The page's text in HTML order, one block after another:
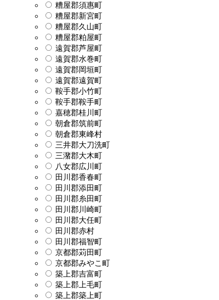
糟屋郡須惠町
糟屋郡新宮町
糟屋郡久山町
糟屋郡粕屋町
遠賀郡芦屋町
遠賀郡水巻町
遠賀郡岡垣町
遠賀郡遠賀町
鞍手郡小竹町
鞍手郡鞍手町
嘉穂郡桂川町
朝倉郡筑前町
朝倉郡東峰村
三井郡大刀洗町
三潴郡大木町
八女郡広川町
田川郡香春町
田川郡添田町
田川郡糸田町
田川郡川崎町
田川郡大任町
田川郡赤村
田川郡福智町
京都郡苅田町
京都郡みやこ町
築上郡吉富町
築上郡上毛町
築上郡築上町